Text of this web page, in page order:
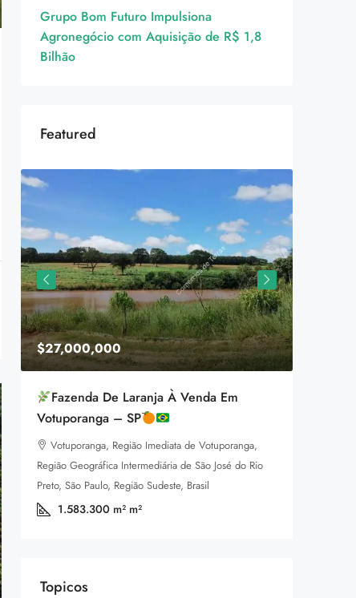
Grupo Bom Futuro Impulsiona
Agronegócio com Aquisição de R$ 1,8
Bilhão
Featured
$27,000,000
Fazenda De Laranja À Venda Em
Votuporanga – SP
Votuporanga, Região Imediata de Votuporanga,
Região Geográfica Intermediária de São José do Rio
Preto, São Paulo, Região Sudeste, Brasil
1.583.300 m² m²
Topicos